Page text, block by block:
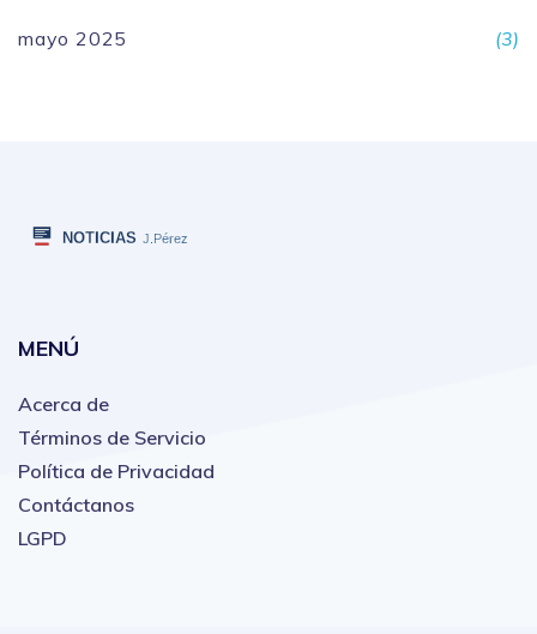
mayo 2025 (3)
MENÚ
Acerca de
Términos de Servicio
Política de Privacidad
Contáctanos
LGPD